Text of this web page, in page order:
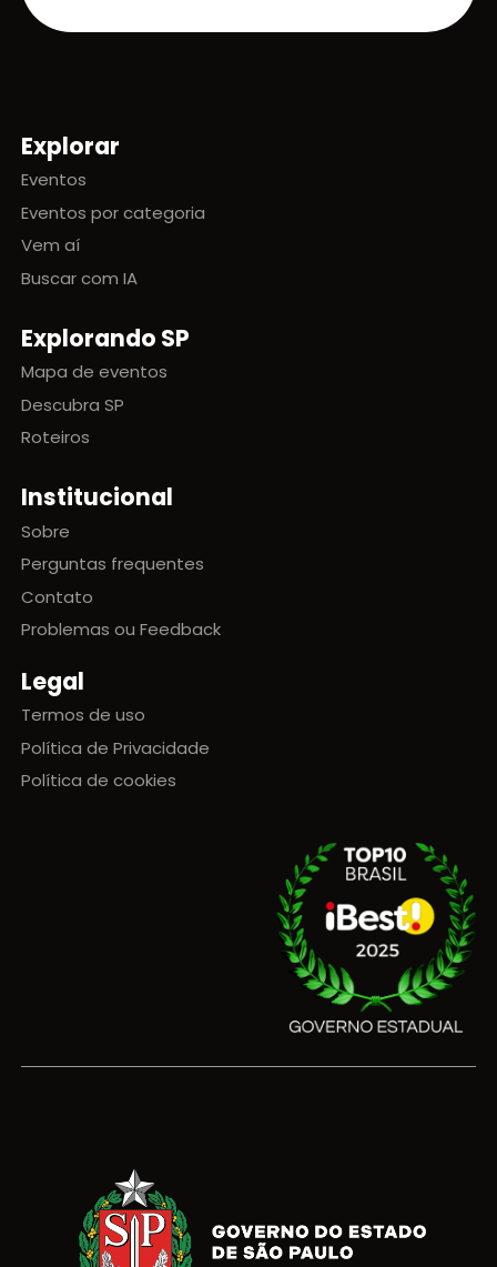
Mapa do site
Explorar
Eventos
Eventos por categoria
Vem aí
Buscar com IA
Explorando SP
Mapa de eventos
Descubra SP
Roteiros
Institucional
Sobre
Perguntas frequentes
Contato
Problemas ou Feedback
Legal
Termos de uso
Política de Privacidade
Política de cookies